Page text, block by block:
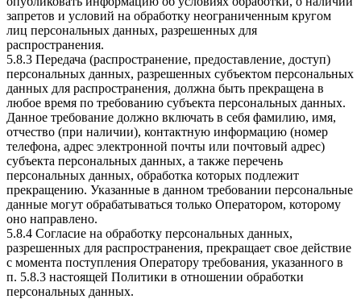
запретов и условий на обработку неограниченным кругом
лиц персональных данных, разрешенных для
распространения.
5.8.3 Передача (распространение, предоставление, доступ)
персональных данных, разрешенных субъектом персональных
данных для распространения, должна быть прекращена в
любое время по требованию субъекта персональных данных.
Данное требование должно включать в себя фамилию, имя,
отчество (при наличии), контактную информацию (номер
телефона, адрес электронной почты или почтовый адрес)
субъекта персональных данных, а также перечень
персональных данных, обработка которых подлежит
прекращению. Указанные в данном требовании персональные
данные могут обрабатываться только Оператором, которому
оно направлено.
5.8.4 Согласие на обработку персональных данных,
разрешенных для распространения, прекращает свое действие
с момента поступления Оператору требования, указанного в
п. 5.8.3 настоящей Политики в отношении обработки
персональных данных.